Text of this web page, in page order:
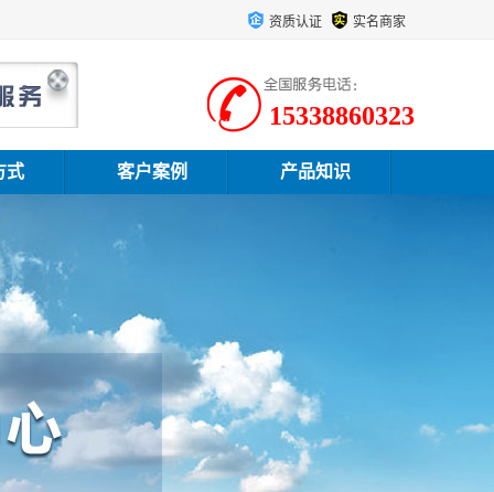
资质认证 实名商家
15338860323
式 客户案例 产品知识